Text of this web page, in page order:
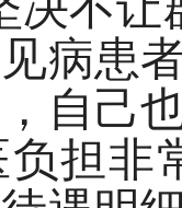
病患
自己
担非